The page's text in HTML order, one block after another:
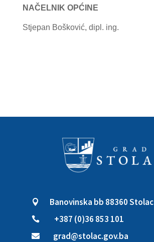
NAČELNIK OPĆINE
Stjepan Bošković, dipl. ing.
 Banovinska bb 88360 Stolac
 +387 (0)36 853 101
 grad@stolac.gov.ba